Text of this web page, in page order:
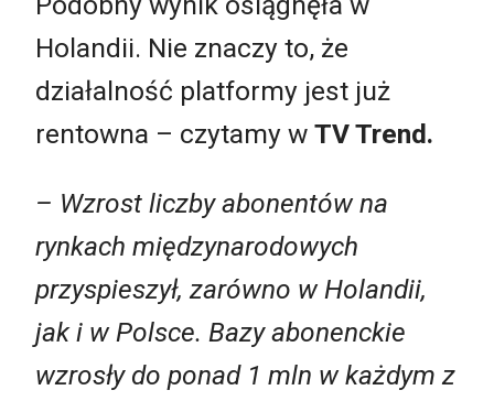
Holandii. Nie znaczy to, że
działalność platformy jest już
rentowna – czytamy w TV Trend.
– Wzrost liczby abonentów na
rynkach międzynarodowych
przyspieszył, zarówno w Holandii,
jak i w Polsce. Bazy abonenckie
wzrosły do ponad 1 mln w każdym z